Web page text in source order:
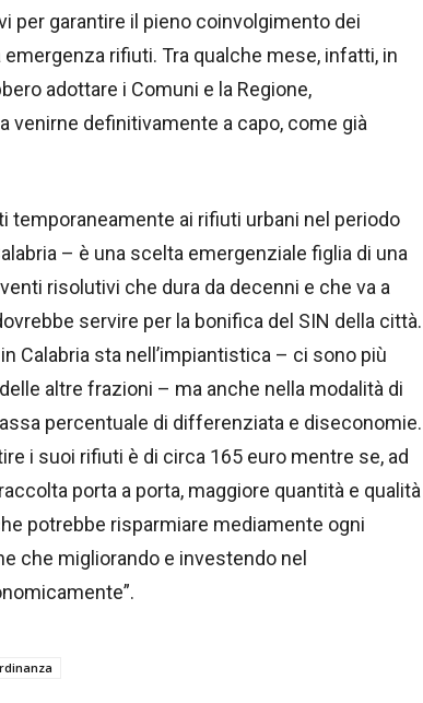
per garantire il pieno coinvolgimento dei
rifiuti. Tra qualche mese, infatti, in
adottare i Comuni e la Regione,
venirne definitivamente a capo, come già
temporaneamente ai rifiuti urbani nel periodo
– è una scelta emergenziale figlia di una
risolutivi che dura da decenni e che va a
servire per la bonifica del SIN della città.
Calabria sta nell’impiantistica – ci sono più
altre frazioni – ma anche nella modalità di
percentuale di differenziata e diseconomie.
i suoi rifiuti è di circa 165 euro mentre se, ad
porta a porta, maggiore quantità e qualità
potrebbe risparmiare mediamente ogni
che migliorando e investendo nel